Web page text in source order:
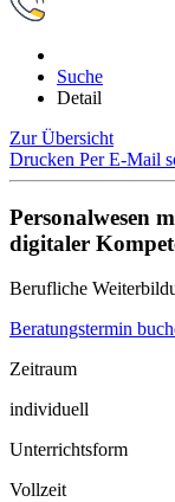
Suche
Detail
Zur Übersicht
Drucken Per E-Mail
Personalwesen
digitaler
Berufliche
Beratungstermin
Zeitraum
individuell
Unterrichtsform
Vollzeit